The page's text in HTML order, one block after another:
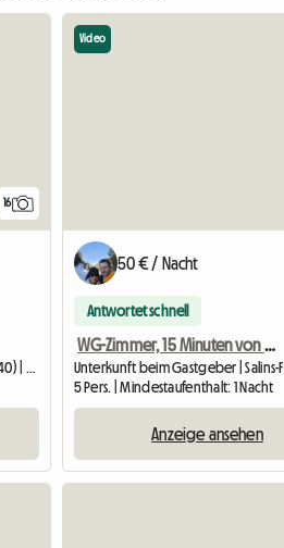
16
Gesamte Unterkunft | Les Belleville (73440) | 76 M2
Video
50 € / Nacht
Antwortet schnell
WG-Zimmer, 15 Minuten von den Skipisten der 3 Vallées entfernt
5 Pers. | Mindestaufenthalt: 1 Nacht
Anzeige ansehen